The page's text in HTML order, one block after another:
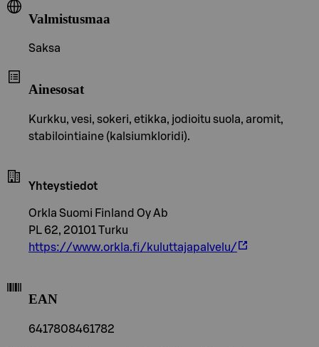
Valmistusmaa
Saksa
Ainesosat
Kurkku, vesi, sokeri, etikka, jodioitu suola, aromit,
stabilointiaine (kalsiumkloridi).
Yhteystiedot
Orkla Suomi Finland Oy Ab
PL 62, 20101 Turku
https://www.orkla.fi/kuluttajapalvelu/
EAN
6417808461782